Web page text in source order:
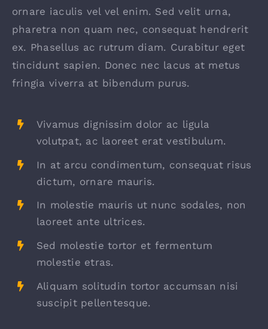
ornare iaculis vel vel enim. Sed velit urna,
pharetra non quam nec, consequat hendrerit
ex. Phasellus ac rutrum diam. Curabitur eget
tincidunt sapien. Donec nec lacus at metus
fringia viverra at bibendum purus.
Vivamus dignissim dolor ac ligula
volutpat, ac laoreet erat vestibulum.
In at arcu condimentum, consequat risus
dictum, ornare mauris.
In molestie mauris ut nunc sodales, non
laoreet ante ultrices.
Sed molestie tortor et fermentum
molestie etras.
Aliquam solitudin tortor accumsan nisi
suscipit pellentesque.